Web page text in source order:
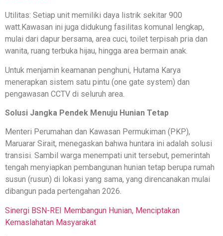
Utilitas: Setiap unit memiliki daya listrik sekitar 900
watt.Kawasan ini juga didukung fasilitas komunal lengkap,
mulai dari dapur bersama, area cuci, toilet terpisah pria dan
wanita, ruang terbuka hijau, hingga area bermain anak.
Untuk menjamin keamanan penghuni, Hutama Karya
menerapkan sistem satu pintu (one gate system) dan
pengawasan CCTV di seluruh area.
Solusi Jangka Pendek Menuju Hunian Tetap
Menteri Perumahan dan Kawasan Permukiman (PKP),
Maruarar Sirait, menegaskan bahwa huntara ini adalah solusi
transisi. Sambil warga menempati unit tersebut, pemerintah
tengah menyiapkan pembangunan hunian tetap berupa rumah
susun (rusun) di lokasi yang sama, yang direncanakan mulai
dibangun pada pertengahan 2026.
Sinergi BSN-REI Membangun Hunian, Menciptakan
Kemaslahatan Masyarakat